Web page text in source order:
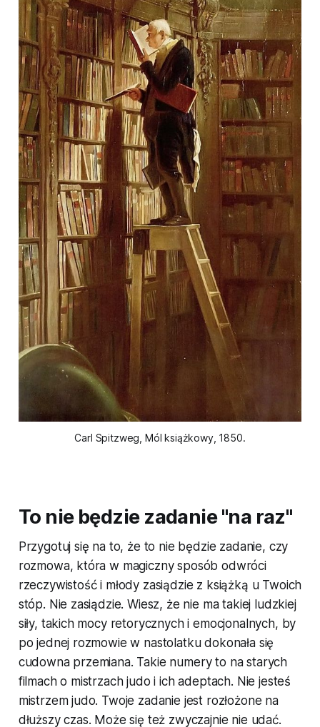
Carl Spitzweg, Mól książkowy, 1850.
To nie będzie zadanie "na raz"
Przygotuj się na to, że to nie będzie zadanie, czy
rozmowa, która w magiczny sposób odwróci
rzeczywistość i młody zasiądzie z książką u Twoich
stóp. Nie zasiądzie. Wiesz, że nie ma takiej ludzkiej
siły, takich mocy retorycznych i emocjonalnych, by
po jednej rozmowie w nastolatku dokonała się
cudowna przemiana. Takie numery to na starych
filmach o mistrzach judo i ich adeptach. Nie jesteś
mistrzem judo. Twoje zadanie jest rozłożone na
dłuższy czas. Może się też zwyczajnie nie udać.